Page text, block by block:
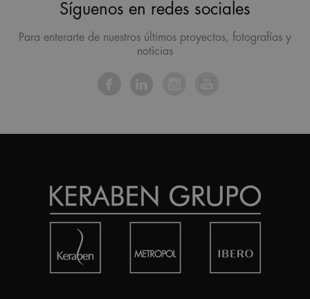
Síguenos en redes sociales
Para enterarte de nuestros últimos proyectos, fotografías y
noticias